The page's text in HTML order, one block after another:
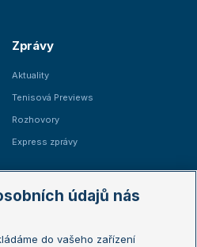
Zprávy
Aktuality
Tenisová Previews
Rozhovory
Express zprávy
Australian Open
údajů nás
do vašeho zařízení